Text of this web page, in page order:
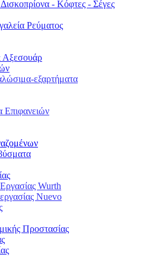
- Κόφτες - Σέγες
Ρεύματος
Αξεσουάρ
εξαρτήματα
Επιφανειών
Wurth
Nuevo
Προστασίας